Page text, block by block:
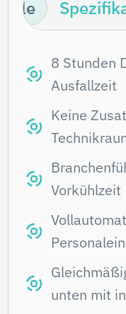
8 Stunden
Ausfallzeit
Keine
Vorkühlzeit
unten mit